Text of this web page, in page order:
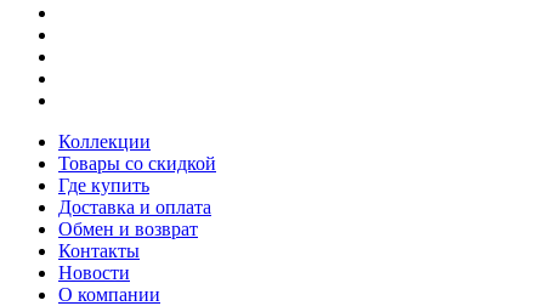
Коллекции
Товары со скидкой
Где купить
Доставка и оплата
Обмен и возврат
Контакты
Новости
О компании